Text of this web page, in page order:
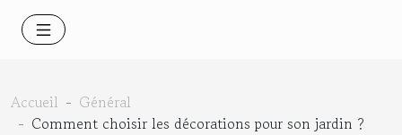
Accueil
Général
Comment choisir les décorations pour son jardin ?